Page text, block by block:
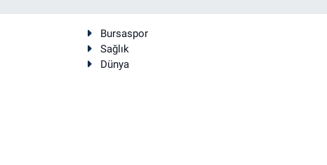
Bursaspor
Sağlık
Dünya